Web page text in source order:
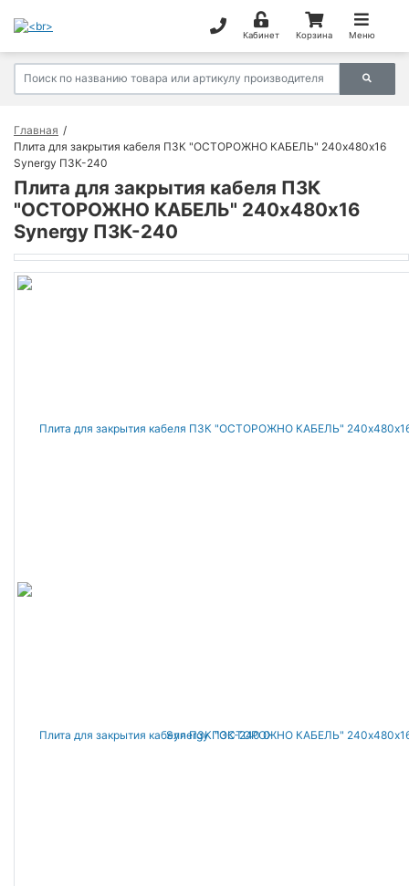
Кабинет Корзина Меню
Главная
Плита для закрытия кабеля ПЗК "ОСТОРОЖНО КАБЕЛЬ" 240х480х16
Synergy ПЗК-240
Плита для закрытия кабеля ПЗК
"ОСТОРОЖНО КАБЕЛЬ" 240х480х16
Synergy ПЗК-240